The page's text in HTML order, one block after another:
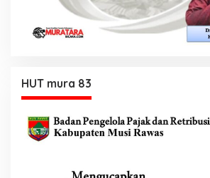
HUT mura 83